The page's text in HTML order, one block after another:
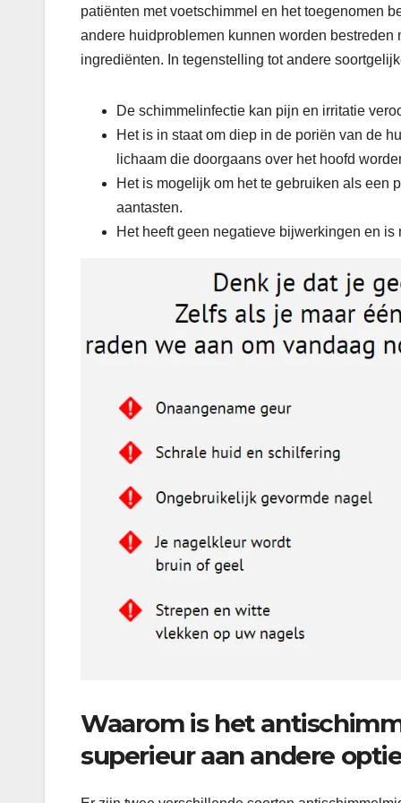
patiënten met voetschimmel en het toegenomen
andere huidproblemen kunnen worden
ingrediënten. In tegenstelling tot andere
De schimmelinfectie kan pijn en irritatie
Het is in staat om diep in de poriën van de
lichaam die doorgaans over het hoofd
Het is mogelijk om het te gebruiken als een
aantasten.
Het heeft geen negatieve bijwerkingen en
Waarom is het
superieur aan andere